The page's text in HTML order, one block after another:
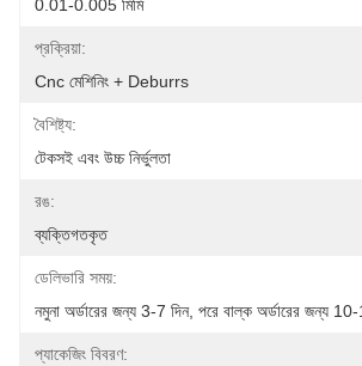
0.01-0.005 মিমি
প্রক্রিয়া:
Cnc মেশিনিং + Deburrs
বৈশিষ্ট্য:
টেকসই এবং উচ্চ নির্ভুলতা
রঙ:
ব্যক্তিগতকৃত
ডেলিভারি সময়:
নমুনা অর্ডারের জন্য 3-7 দিন, পরে বাল্ক অর্ডারের জন্য
প্যাকেজিং বিবরণ: